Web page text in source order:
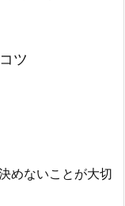
ツ
めないことが大切